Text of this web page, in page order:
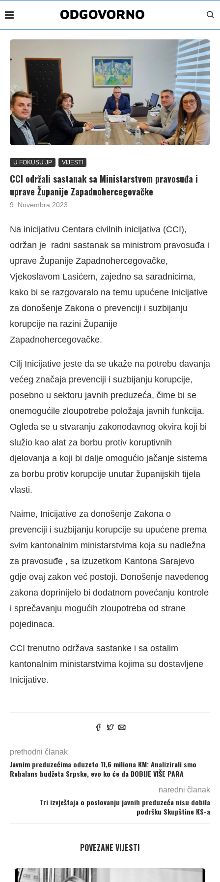
U FOKUSU JP VIJESTI
CCI održali sastanak sa Ministarstvom pravosuđa i
uprave Županije Zapadnohercegovačke
9. Novembra 2023.
Na inicijativu Centara civilnih inicijativa (CCI),
održan je radni sastanak sa ministrom pravosuđa i
uprave Županije Zapadnohercegovačke,
Vjekoslavom Lasićem, zajedno sa saradnicima,
kako bi se razgovaralo na temu upućene Inicijative
za donošenje Zakona o prevenciji i suzbijanju
korupcije na razini Županije
Zapadnohercegovačke.
Cilj Inicijative jeste da se ukaže na potrebu davanja
većeg značaja prevenciji i suzbijanju korupcije,
posebno u sektoru javnih preduzeća, čime bi se
onemogućile zloupotrebe položaja javnih funkcija.
Ogleda se u stvaranju zakonodavnog okvira koji bi
služio kao alat za borbu protiv koruptivnih
djelovanja a koji bi dalje omogućio jačanje sistema
za borbu protiv korupcije unutar županijskih tijela
vlasti.
Naime, Inicijative za donošenje Zakona o
prevenciji i suzbijanju korupcije su upućene prema
svim kantonalnim ministarstvima koja su nadležna
za pravosuđe , sa izuzetkom Kantona Sarajevo
gdje ovaj zakon već postoji. Donošenje navedenog
zakona doprinijelo bi dodatnom povećanju kontrole
i sprečavanju mogućih zloupotreba od strane
pojedinaca.
CCI trenutno održava sastanke i sa ostalim
kantonalnim ministarstvima kojima su dostavljene
Inicijative.
prethodni članak
Javnim preduzećima oduzeto 11,6 miliona KM: Analizirali smo
Rebalans budžeta Srpske, evo ko će da DOBIJE VIŠE PARA
naredni članak
Tri izvještaja o poslovanju javnih preduzeća nisu dobila
podršku Skupštine KS-a
POVEZANE VIJESTI